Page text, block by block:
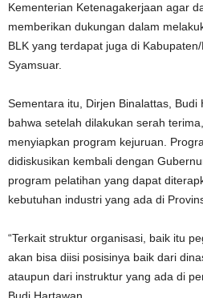
Kementerian Ketenagakerjaan agar
memberikan dukungan dalam
BLK yang terdapat juga di
Syamsuar.
Sementara itu, Dirjen Binalattas, Budi
bahwa setelah dilakukan serah
menyiapkan program kejuruan.
didiskusikan kembali dengan
program pelatihan yang dapat
kebutuhan industri yang ada di
“Terkait struktur organisasi, baik itu
akan bisa diisi posisinya baik dari
ataupun dari instruktur yang ada di